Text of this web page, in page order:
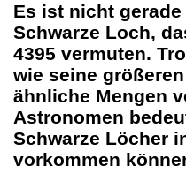
Es ist nicht
Schwarze Loch,
4395 vermuten.
wie seine
ähnliche Mengen
Astronomen
Schwarze Löcher
vorkommen